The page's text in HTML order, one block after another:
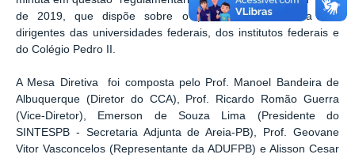
de 2019, que dispõe sobre o processo de escolha dos
dirigentes das universidades federais, dos institutos federais e
do Colégio Pedro II.
A Mesa Diretiva foi composta pelo Prof. Manoel Bandeira de
Albuquerque (Diretor do CCA), Prof. Ricardo Romão Guerra
(Vice-Diretor), Emerson de Souza Lima (Presidente do
SINTESPB - Secretaria Adjunta de Areia-PB), Prof. Geovane
Vitor Vasconcelos (Representante da ADUFPB) e Alisson Cesar